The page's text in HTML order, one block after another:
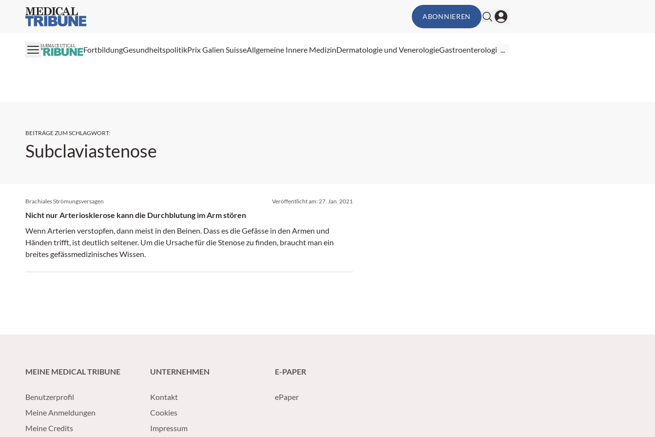
Medical Tribune ABONNIEREN
PHARMACEUTICAL FortbildungGesundheitspolitikPrix Galien SuisseAllgemeine Innere MedizinDermatologie und VenerologieGastroenterologie...
BEITRÄGE ZUM SCHLAGWORT:
Subclaviastenose
Brachiales Strömungsversagen Veröffentlicht am: 27. Jan. 2021
Nicht nur Arteriosklerose kann die Durchblutung im Arm stören
Wenn Arterien verstopfen, dann meist in den Beinen. Dass es die Gefässe in den Armen und
Händen trifft, ist deutlich seltener. Um die Ursache für die Stenose zu finden, braucht man ein
breites gefässmedizinisches Wissen.
MEINE MEDICAL TRIBUNE
Benutzerprofil
Meine Anmeldungen
Meine Credits
UNTERNEHMEN
Kontakt
Cookies
Impressum
E-PAPER
ePaper